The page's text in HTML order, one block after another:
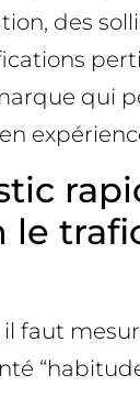
des
qui
le
il faut